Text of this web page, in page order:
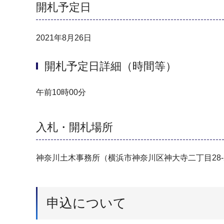
開札予定日
2021年8月26日
開札予定日詳細（時間等）
午前10時00分
入札・開札場所
神奈川土木事務所（横浜市神奈川区神大寺二丁目
申込について